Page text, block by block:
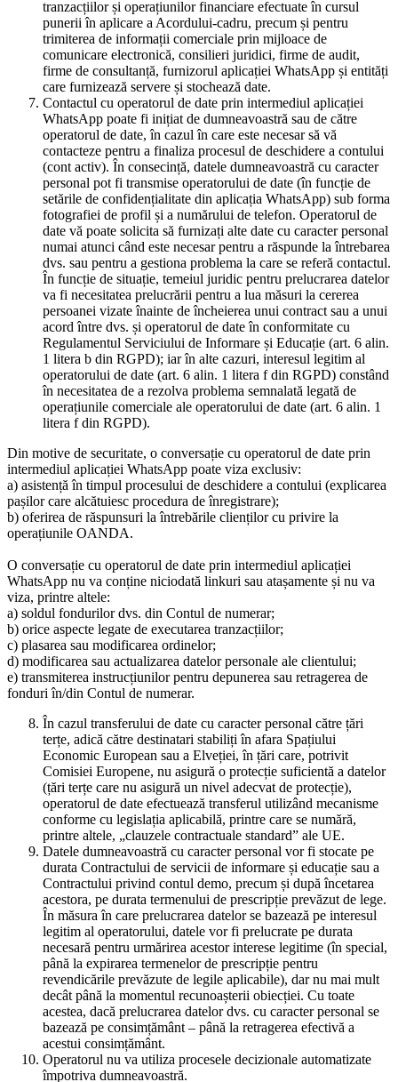
tranzacțiilor și operațiunilor financiare efectuate în cursul
punerii în aplicare a Acordului-cadru, precum și pentru
trimiterea de informații comerciale prin mijloace de
comunicare electronică, consilieri juridici, firme de audit,
firme de consultanță, furnizorul aplicației WhatsApp și entități
care furnizează servere și stochează date.
Contactul cu operatorul de date prin intermediul aplicației
WhatsApp poate fi inițiat de dumneavoastră sau de către
operatorul de date, în cazul în care este necesar să vă
contacteze pentru a finaliza procesul de deschidere a contului
(cont activ). În consecință, datele dumneavoastră cu caracter
personal pot fi transmise operatorului de date (în funcție de
setările de confidențialitate din aplicația WhatsApp) sub forma
fotografiei de profil și a numărului de telefon. Operatorul de
date vă poate solicita să furnizați alte date cu caracter personal
numai atunci când este necesar pentru a răspunde la întrebarea
dvs. sau pentru a gestiona problema la care se referă contactul.
În funcție de situație, temeiul juridic pentru prelucrarea datelor
va fi necesitatea prelucrării pentru a lua măsuri la cererea
persoanei vizate înainte de încheierea unui contract sau a unui
acord între dvs. și operatorul de date în conformitate cu
Regulamentul Serviciului de Informare și Educație (art. 6 alin.
1 litera b din RGPD); iar în alte cazuri, interesul legitim al
operatorului de date (art. 6 alin. 1 litera f din RGPD) constând
în necesitatea de a rezolva problema semnalată legată de
operațiunile comerciale ale operatorului de date (art. 6 alin. 1
litera f din RGPD).
Din motive de securitate, o conversație cu operatorul de date prin
intermediul aplicației WhatsApp poate viza exclusiv:
a) asistență în timpul procesului de deschidere a contului (explicarea
pașilor care alcătuiesc procedura de înregistrare);
b) oferirea de răspunsuri la întrebările clienților cu privire la
operațiunile OANDA.
O conversație cu operatorul de date prin intermediul aplicației
WhatsApp nu va conține niciodată linkuri sau atașamente și nu va
viza, printre altele:
a) soldul fondurilor dvs. din Contul de numerar;
b) orice aspecte legate de executarea tranzacțiilor;
c) plasarea sau modificarea ordinelor;
d) modificarea sau actualizarea datelor personale ale clientului;
e) transmiterea instrucțiunilor pentru depunerea sau retragerea de
fonduri în/din Contul de numerar.
În cazul transferului de date cu caracter personal către țări
terțe, adică către destinatari stabiliți în afara Spațiului
Economic European sau a Elveției, în țări care, potrivit
Comisiei Europene, nu asigură o protecție suficientă a datelor
(țări terțe care nu asigură un nivel adecvat de protecție),
operatorul de date efectuează transferul utilizând mecanisme
conforme cu legislația aplicabilă, printre care se numără,
printre altele, „clauzele contractuale standard” ale UE.
Datele dumneavoastră cu caracter personal vor fi stocate pe
durata Contractului de servicii de informare și educație sau a
Contractului privind contul demo, precum și după încetarea
acestora, pe durata termenului de prescripție prevăzut de lege.
În măsura în care prelucrarea datelor se bazează pe interesul
legitim al operatorului, datele vor fi prelucrate pe durata
necesară pentru urmărirea acestor interese legitime (în special,
până la expirarea termenelor de prescripție pentru
revendicările prevăzute de legile aplicabile), dar nu mai mult
decât până la momentul recunoașterii obiecției. Cu toate
acestea, dacă prelucrarea datelor dvs. cu caracter personal se
bazează pe consimțământ – până la retragerea efectivă a
acestui consimțământ.
Operatorul nu va utiliza procesele decizionale automatizate
împotriva dumneavoastră.